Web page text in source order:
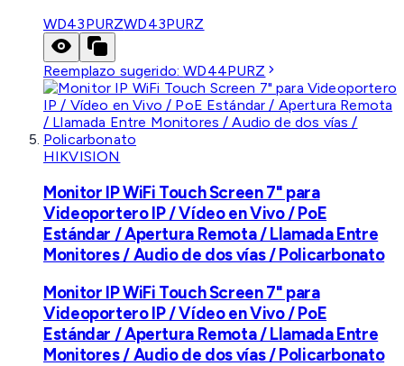
WD43PURZWD43PURZ
Reemplazo sugerido:WD44PURZ
HIKVISION
Monitor IP WiFi Touch Screen 7" para
Videoportero IP / Vídeo en Vivo / PoE
Estándar / Apertura Remota / Llamada Entre
Monitores / Audio de dos vías / Policarbonato
Monitor IP WiFi Touch Screen 7" para
Videoportero IP / Vídeo en Vivo / PoE
Estándar / Apertura Remota / Llamada Entre
Monitores / Audio de dos vías / Policarbonato